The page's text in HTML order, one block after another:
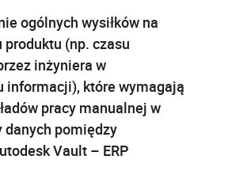
ogólnych wysiłków na
produktu (np. czasu
inżyniera w
informacji), które wymagają
pracy manualnej w
danych pomiędzy
Vault – ERP